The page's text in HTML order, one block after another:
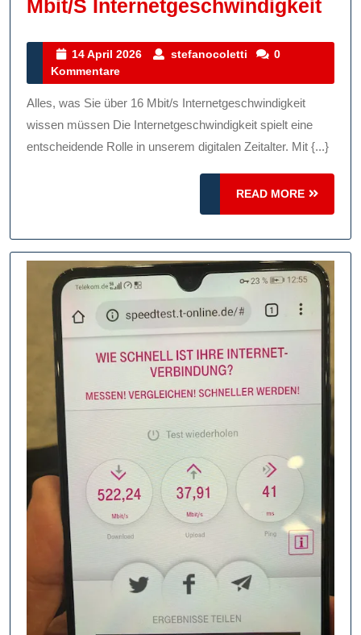
Mbit/s Internetgeschwindigkeit
16
14 April 2026
14
2026
stefanocoletti stefanocoletti
0
Kommentare
Alles, was Sie über 16 Mbit/s Internetgeschwindigkeit
wissen müssen Die Internetgeschwindigkeit spielt eine
entscheidende Rolle in unserem digitalen Zeitalter. Mit {...}
READ MORE
READ
MORE